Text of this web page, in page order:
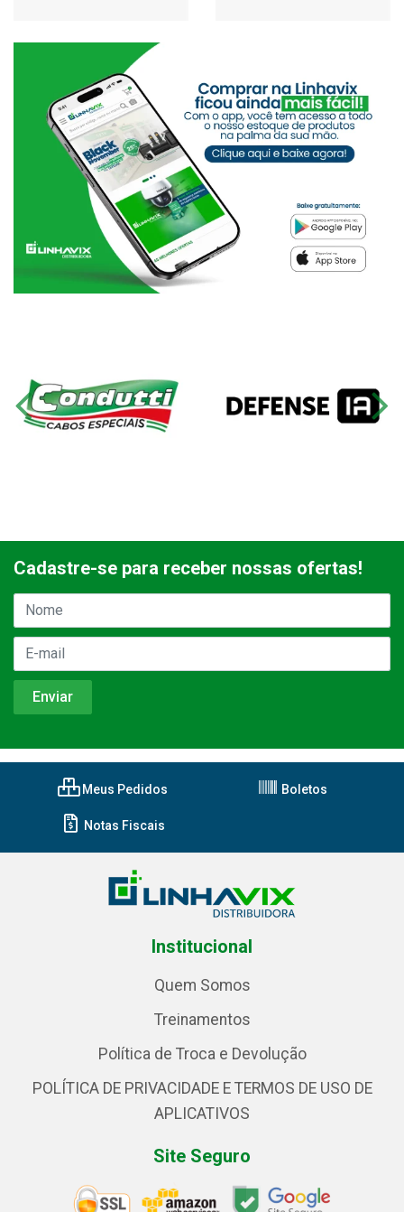
Cadastre-se para receber nossas ofertas!
Meus Pedidos Boletos
Notas Fiscais
Institucional
Quem Somos
Treinamentos
Política de Troca e Devolução
POLÍTICA DE PRIVACIDADE E TERMOS DE USO DE
APLICATIVOS
Site Seguro